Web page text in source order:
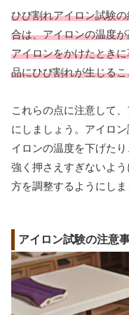
ひび割れアイロン試験
合は、アイロンの温度
アイロンをかけたとき
品にひび割れが生じる
これらの点に注意して
にしましょう。アイロ
イロンの温度を下げた
強く押さえすぎないよ
方を調整するようにしま
アイロン試験の注意